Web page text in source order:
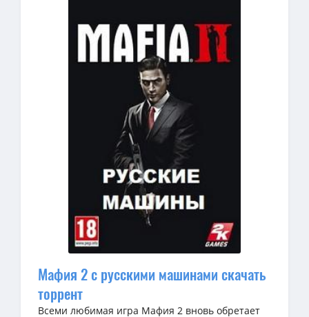
Мафия 2 с русскими машинами скачать
торрент
Всеми любимая игра Мафия 2 вновь обретает